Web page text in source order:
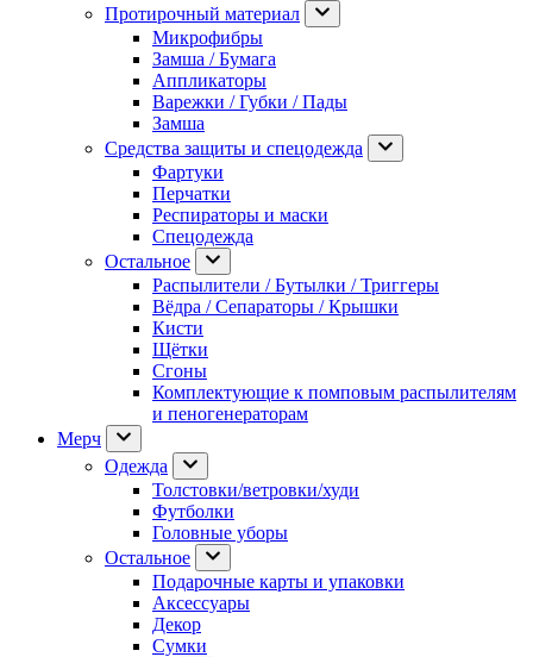
Протирочный материал
Микрофибры
Замша / Бумага
Аппликаторы
Варежки / Губки / Пады
Замша
Средства защиты и спецодежда
Фартуки
Перчатки
Респираторы и маски
Спецодежда
Остальное
Распылители / Бутылки / Триггеры
Вёдра / Сепараторы / Крышки
Кисти
Щётки
Сгоны
Комплектующие к помповым распылителям
и пеногенераторам
Мерч
Одежда
Толстовки/ветровки/худи
Футболки
Головные уборы
Остальное
Подарочные карты и упаковки
Аксессуары
Декор
Сумки